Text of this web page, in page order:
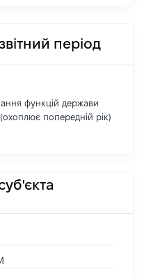
період
функцій держави
попередній рік)